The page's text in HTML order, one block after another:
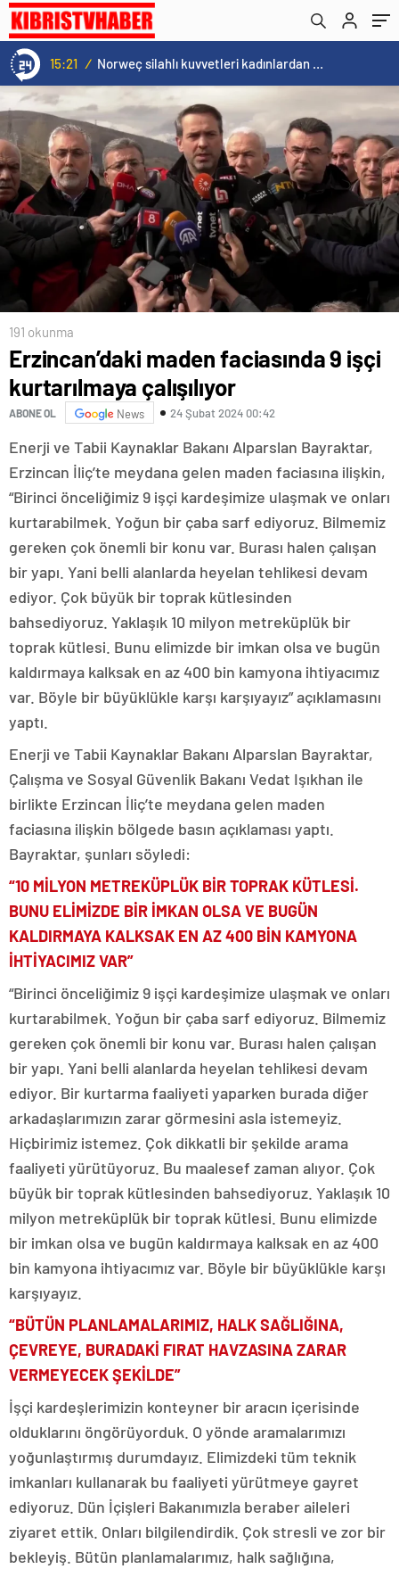
15:21 / Norweç silahlı kuvvetleri kadınlardan oluşan özel kuvvetler eğitimlerini başlattı.
191 okunma
Erzincan’daki maden faciasında 9 işçi
kurtarılmaya çalışılıyor
ABONE OL News 24 Şubat 2024 00:42
Enerji ve Tabii Kaynaklar Bakanı Alparslan Bayraktar,
Erzincan İliç’te meydana gelen maden faciasına ilişkin,
“Birinci önceliğimiz 9 işçi kardeşimize ulaşmak ve onları
kurtarabilmek. Yoğun bir çaba sarf ediyoruz. Bilmemiz
gereken çok önemli bir konu var. Burası halen çalışan
bir yapı. Yani belli alanlarda heyelan tehlikesi devam
ediyor. Çok büyük bir toprak kütlesinden
bahsediyoruz. Yaklaşık 10 milyon metreküplük bir
toprak kütlesi. Bunu elimizde bir imkan olsa ve bugün
kaldırmaya kalksak en az 400 bin kamyona ihtiyacımız
var. Böyle bir büyüklükle karşı karşıyayız” açıklamasını
yaptı.
Enerji ve Tabii Kaynaklar Bakanı Alparslan Bayraktar,
Çalışma ve Sosyal Güvenlik Bakanı Vedat Işıkhan ile
birlikte Erzincan İliç’te meydana gelen maden
faciasına ilişkin bölgede basın açıklaması yaptı.
Bayraktar, şunları söyledi:
“10 MİLYON METREKÜPLÜK BİR TOPRAK KÜTLESİ.
BUNU ELİMİZDE BİR İMKAN OLSA VE BUGÜN
KALDIRMAYA KALKSAK EN AZ 400 BİN KAMYONA
İHTİYACIMIZ VAR”
“Birinci önceliğimiz 9 işçi kardeşimize ulaşmak ve onları
kurtarabilmek. Yoğun bir çaba sarf ediyoruz. Bilmemiz
gereken çok önemli bir konu var. Burası halen çalışan
bir yapı. Yani belli alanlarda heyelan tehlikesi devam
ediyor. Bir kurtarma faaliyeti yaparken burada diğer
arkadaşlarımızın zarar görmesini asla istemeyiz.
Hiçbirimiz istemez. Çok dikkatli bir şekilde arama
faaliyeti yürütüyoruz. Bu maalesef zaman alıyor. Çok
büyük bir toprak kütlesinden bahsediyoruz. Yaklaşık 10
milyon metreküplük bir toprak kütlesi. Bunu elimizde
bir imkan olsa ve bugün kaldırmaya kalksak en az 400
bin kamyona ihtiyacımız var. Böyle bir büyüklükle karşı
karşıyayız.
“BÜTÜN PLANLAMALARIMIZ, HALK SAĞLIĞINA,
ÇEVREYE, BURADAKİ FIRAT HAVZASINA ZARAR
VERMEYECEK ŞEKİLDE”
İşçi kardeşlerimizin konteyner bir aracın içerisinde
olduklarını öngörüyorduk. O yönde aramalarımızı
yoğunlaştırmış durumdayız. Elimizdeki tüm teknik
imkanları kullanarak bu faaliyeti yürütmeye gayret
ediyoruz. Dün İçişleri Bakanımızla beraber aileleri
ziyaret ettik. Onları bilgilendirdik. Çok stresli ve zor bir
bekleyiş. Bütün planlamalarımız, halk sağlığına,
gösteriyor